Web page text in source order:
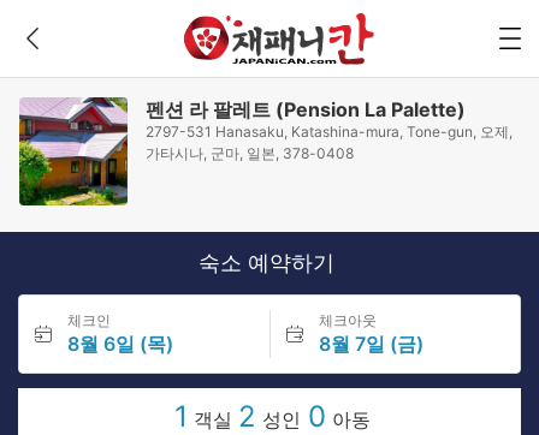
펜션 라 팔레트 (Pension La Palette)
2797-531 Hanasaku, Katashina-mura, Tone-gun, 오제,
가타시나, 군마, 일본, 378-0408
숙소 예약하기
체크인
8월 6일 (목)
체크아웃
8월 7일 (금)
1 객실 2 성인 0 아동